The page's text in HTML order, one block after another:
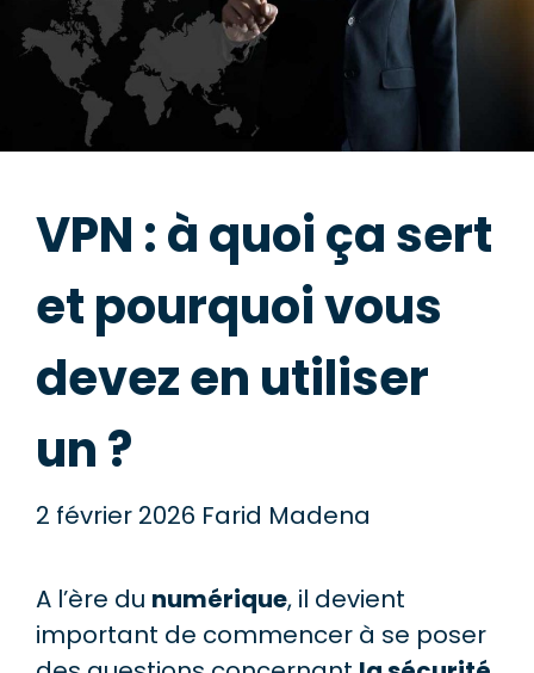
VPN : à quoi ça sert
et pourquoi vous
devez en utiliser
un ?
2 février 2026 Farid Madena
A l’ère du numérique, il devient
important de commencer à se poser